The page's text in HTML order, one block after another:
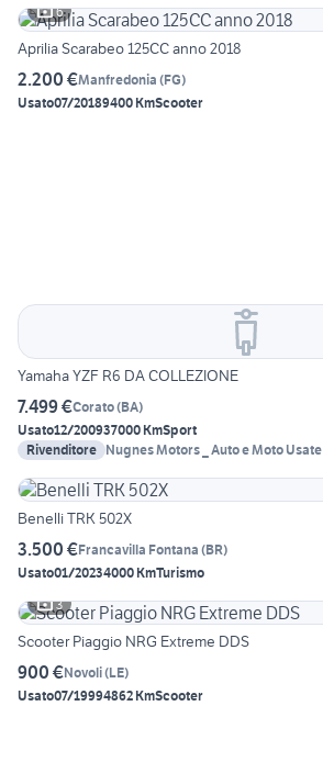
6
Aprilia Scarabeo 125CC anno 2018
2.200 €Manfredonia (FG)
Usato07/20189400 KmScooter
Yamaha YZF R6 DA COLLEZIONE
7.499 €Corato(BA)
Usato12/200937000 KmSport
Rivenditore Nugnes Motors _ Auto e Moto Usate
Benelli TRK 502X
3.500 €Francavilla Fontana (BR)
Usato01/20234000 KmTurismo
3
Scooter Piaggio NRG Extreme DDS
900 €Novoli(LE)
Usato07/19994862 KmScooter